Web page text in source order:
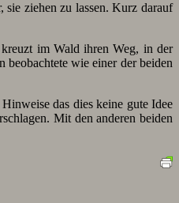
sie ziehen zu lassen. Kurz darauf
kreuzt im Wald ihren Weg, in der
wie einer der beiden
das dies keine gute Idee
Mit den anderen beiden